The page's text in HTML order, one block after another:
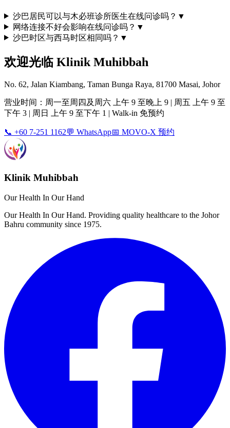
沙巴居民可以与木必班诊所医生在线问诊吗？ ▼
网络连接不好会影响在线问诊吗？ ▼
沙巴时区与西马时区相同吗？ ▼
欢迎光临 Klinik Muhibbah
No. 62, Jalan Kiambang, Taman Bunga Raya, 81700 Masai, Johor
营业时间：周一至周四及周六 上午 9 至晚上 9 | 周五 上午 9 至
下午 3 | 周日 上午 9 至下午 1 | Walk-in 免预约
📞 +60 7-251 1162💬 WhatsApp📅 MOVO-X 预约
Klinik Muhibbah
Our Health In Our Hand
Our Health In Our Hand. Providing quality healthcare to the Johor
Bahru community since 1975.